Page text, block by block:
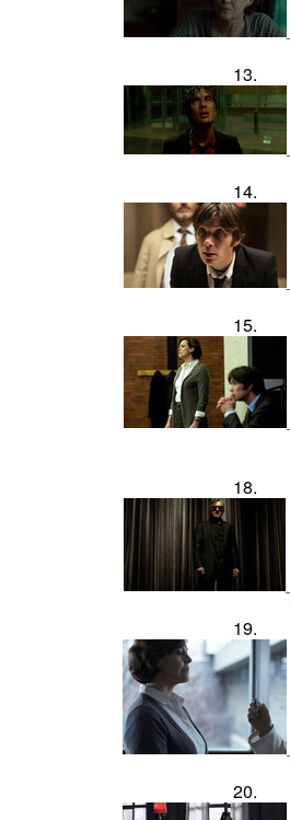
13.
14.
15.
18.
19.
20.